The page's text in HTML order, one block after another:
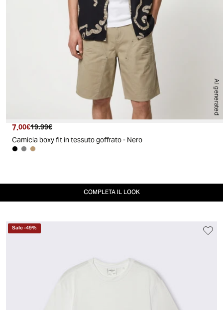
AI generated
Prezzo attuale
7.00€ Prezzo originale
19.99€
Camicia boxy fit in tessuto goffrato - Nero
COMPLETA IL LOOK
Sale-49%